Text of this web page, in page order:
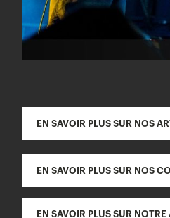
EN SAVOIR PLUS SUR NOS
EN SAVOIR PLUS SUR NOS
EN SAVOIR PLUS SUR NOTRE